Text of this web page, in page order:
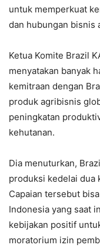
untuk memperkuat
dan hubungan bisnis
Ketua Komite Brazil
menyatakan banyak
kemitraan dengan
produk agribisnis
peningkatan
kehutanan.
Dia menuturkan,
produksi kedelai dua
Capaian tersebut
Indonesia yang saat
kebijakan positif
moratorium izin